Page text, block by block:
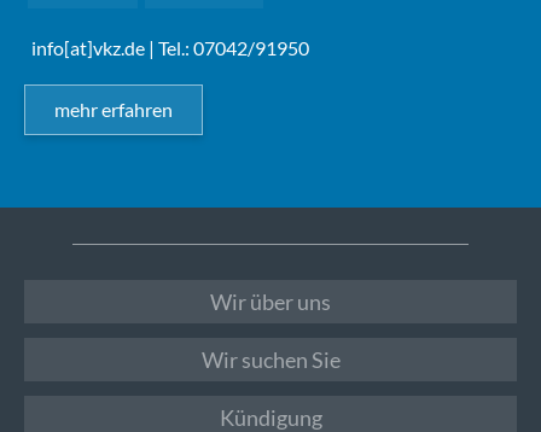
info[at]vkz.de | Tel.: 07042/91950
mehr erfahren
Wir über uns
Wir suchen Sie
Kündigung